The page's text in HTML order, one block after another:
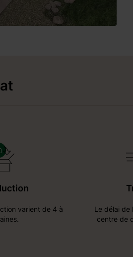
varient de 4 à
Le délai de
centre de